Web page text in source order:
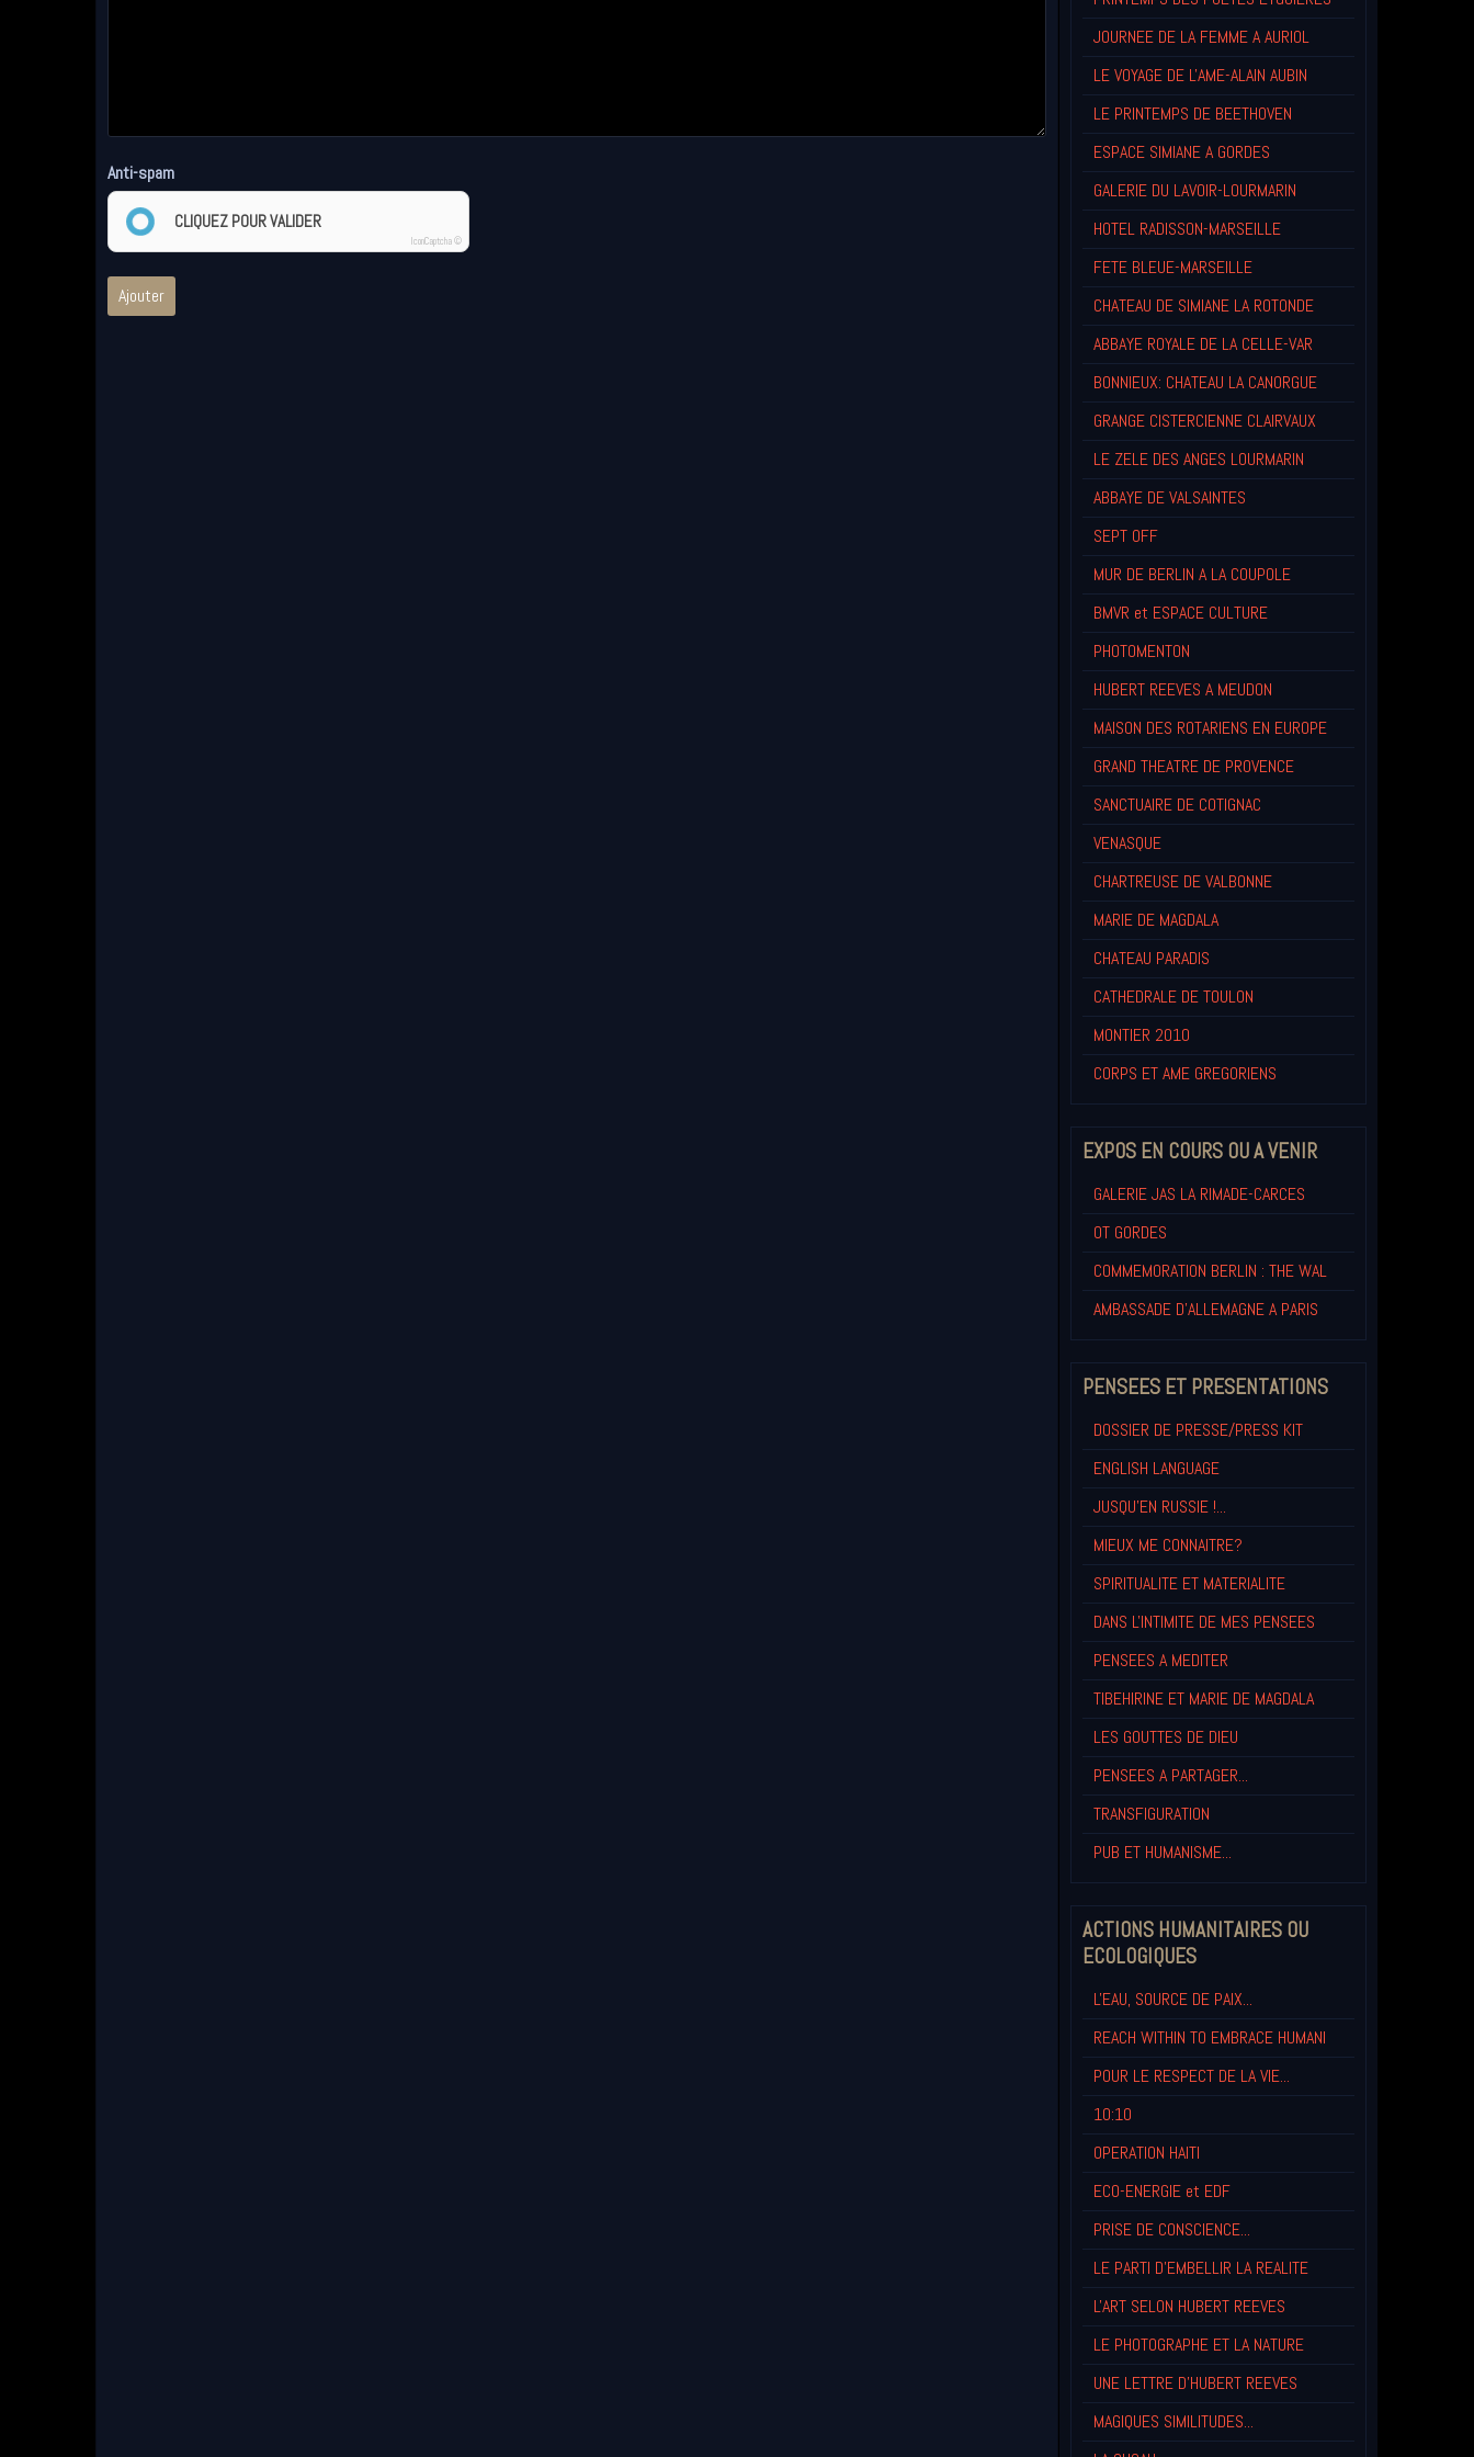
Anti-spam
CLIQUEZ POUR VALIDER
IconCaptcha ©
Ajouter
JOURNEE DE LA FEMME A AURIOL
LE VOYAGE DE L'AME-ALAIN AUBIN
LE PRINTEMPS DE BEETHOVEN
ESPACE SIMIANE A GORDES
GALERIE DU LAVOIR-LOURMARIN
HOTEL RADISSON-MARSEILLE
FETE BLEUE-MARSEILLE
CHATEAU DE SIMIANE LA ROTONDE
ABBAYE ROYALE DE LA CELLE-VAR
BONNIEUX: CHATEAU LA CANORGUE
GRANGE CISTERCIENNE CLAIRVAUX
LE ZELE DES ANGES LOURMARIN
ABBAYE DE VALSAINTES
SEPT OFF
MUR DE BERLIN A LA COUPOLE
BMVR et ESPACE CULTURE
PHOTOMENTON
HUBERT REEVES A MEUDON
MAISON DES ROTARIENS EN EUROPE
GRAND THEATRE DE PROVENCE
SANCTUAIRE DE COTIGNAC
VENASQUE
CHARTREUSE DE VALBONNE
MARIE DE MAGDALA
CHATEAU PARADIS
CATHEDRALE DE TOULON
MONTIER 2010
CORPS ET AME GREGORIENS
EXPOS EN COURS OU A VENIR
GALERIE JAS LA RIMADE-CARCES
OT GORDES
COMMEMORATION BERLIN : THE WAL
AMBASSADE D'ALLEMAGNE A PARIS
PENSEES ET PRESENTATIONS
DOSSIER DE PRESSE/PRESS KIT
ENGLISH LANGUAGE
JUSQU'EN RUSSIE !...
MIEUX ME CONNAITRE?
SPIRITUALITE ET MATERIALITE
DANS L'INTIMITE DE MES PENSEES
PENSEES A MEDITER
TIBEHIRINE ET MARIE DE MAGDALA
LES GOUTTES DE DIEU
PENSEES A PARTAGER...
TRANSFIGURATION
PUB ET HUMANISME...
ACTIONS HUMANITAIRES OU
ECOLOGIQUES
L'EAU, SOURCE DE PAIX...
REACH WITHIN TO EMBRACE HUMANI
POUR LE RESPECT DE LA VIE...
10:10
OPERATION HAITI
ECO-ENERGIE et EDF
PRISE DE CONSCIENCE...
LE PARTI D'EMBELLIR LA REALITE
L'ART SELON HUBERT REEVES
LE PHOTOGRAPHE ET LA NATURE
UNE LETTRE D'HUBERT REEVES
MAGIQUES SIMILITUDES...